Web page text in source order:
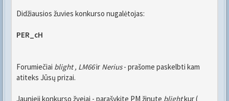
Didžiausios žuvies konkurso nugalėtojas:
PER_cH
Forumiečiai blight , LM66ir Nerius- prašome paskelbti kam
atiteks Jūsų prizai.
Jaunieji konkurso žvejai - parašykite PM žinute blightkur (